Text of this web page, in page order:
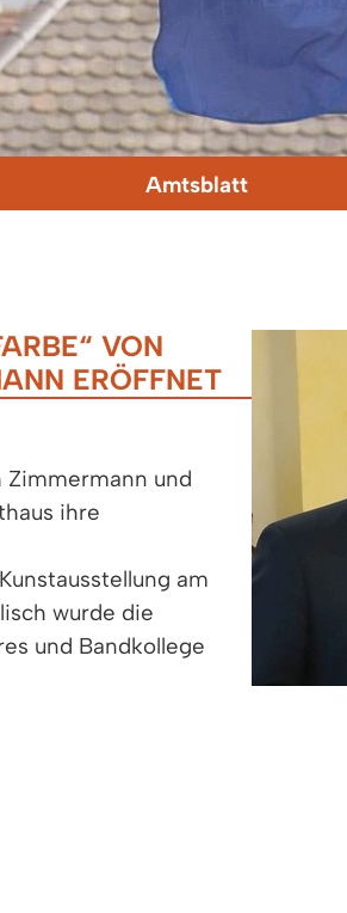
Amtsblatt
VON
ERÖFFNET
Zimmermann und
ihre
am
wurde die
und Bandkollege